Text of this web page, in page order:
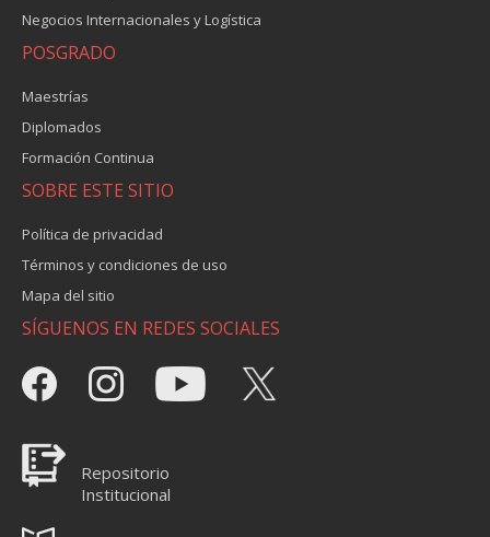
Negocios Internacionales y Logística
POSGRADO
Maestrías
Diplomados
Formación Continua
SOBRE ESTE SITIO
Política de privacidad
Términos y condiciones de uso
Mapa del sitio
SÍGUENOS EN REDES SOCIALES
Repositorio
Institucional